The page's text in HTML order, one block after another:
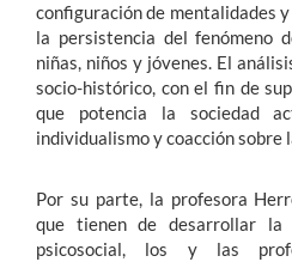
configuración de mentalidades
la persistencia del fenómeno
niñas, niños y jóvenes. El
socio-histórico, con el fin de
que potencia la sociedad
individualismo y coacción sobre
Por su parte, la profesora
que tienen de desarrollar la
psicosocial, los y las